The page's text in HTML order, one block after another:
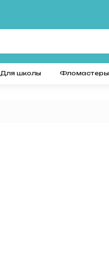
Для школы Фломастеры